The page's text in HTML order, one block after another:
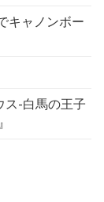
キャノンボー
ス-白馬の王子